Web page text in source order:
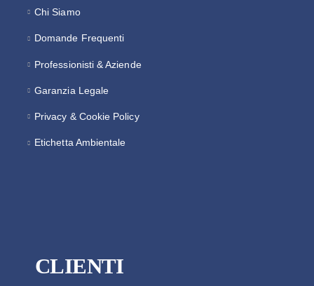
Chi Siamo
Domande Frequenti
Professionisti & Aziende
Garanzia Legale
Privacy & Cookie Policy
Etichetta Ambientale
CLIENTI